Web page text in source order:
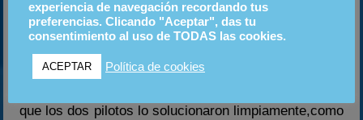
Así empezó la final B,con samu a la cabeza. Samu
supo mantener su posición de primer clasificado,
durante toda la carrera,mgppulgar adelanto a daviz y
JAVIER_PEÑA, y se coloco detrás de samu dándole
que los dos pilotos lo solucionaron limpiamente,como
experiencia de navegación recordando tus
preferencias. Clicando "Aceptar", das tu
consentimiento al uso de TODAS las cookies.
ACEPTAR Política de cookies